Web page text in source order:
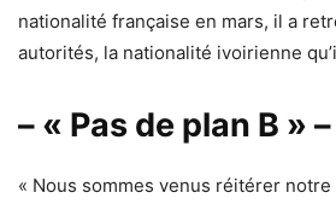
nationalité française en mars, il a
autorités, la nationalité ivoirienne
– « Pas de plan B » –
« Nous sommes venus réitérer